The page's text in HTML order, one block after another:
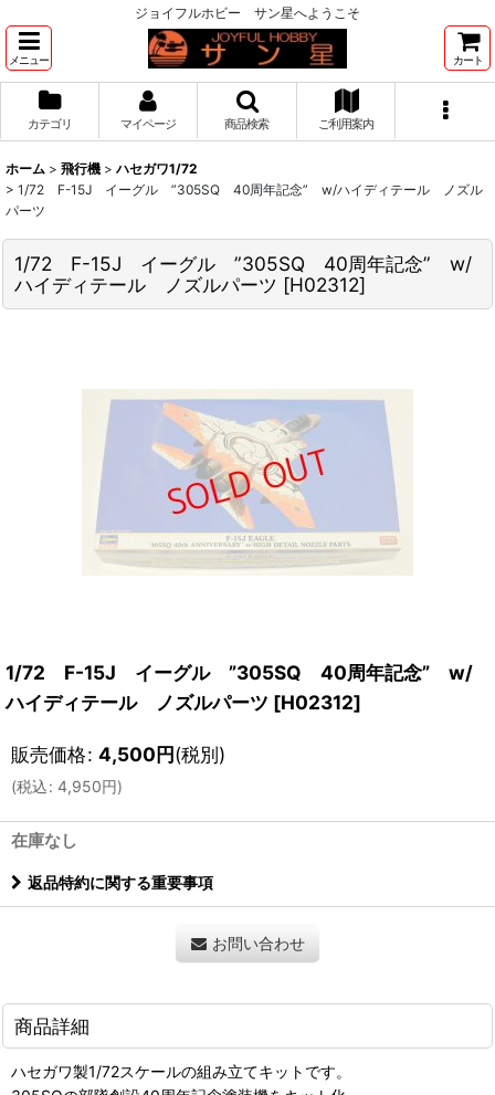
ジョイフルホビー サン星へようこそ
メニュー カート
カテゴリ マイページ 商品検索 ご利用案内
ホーム > 飛行機 > ハセガワ1/72
> 1/72 F-15J イーグル ”305SQ 40周年記念” w/ハイディテール ノズル
パーツ
1/72 F-15J イーグル ”305SQ 40周年記念” w/
ハイディテール ノズルパーツ [H02312]
1/72 F-15J イーグル ”305SQ 40周年記念” w/
ハイディテール ノズルパーツ [H02312]
販売価格: 4,500円(税別)
(税込: 4,950円)
在庫なし
返品特約に関する重要事項
お問い合わせ
商品詳細
ハセガワ製1/72スケールの組み立てキットです。